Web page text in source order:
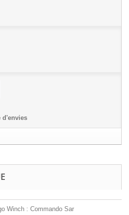
d'envies
Winch : Commando Sar